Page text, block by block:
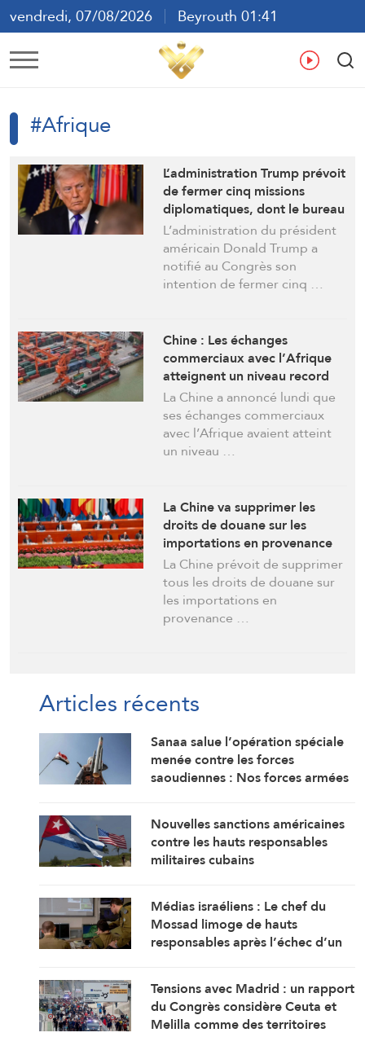
vendredi, 07/08/2026
Beyrouth 01:41
ع
#Afrique
L’administration Trump prévoit
de fermer cinq missions
diplomatiques, dont le bureau
de représentation de
l’ambassade américaine au
Cameroun
L’administration du président
américain Donald Trump a
notifié au Congrès son
intention de fermer cinq …
Chine : Les échanges
commerciaux avec l’Afrique
atteignent un niveau record
au premier semestre 2026
La Chine a annoncé lundi que
ses échanges commerciaux
avec l’Afrique avaient atteint
un niveau …
La Chine va supprimer les
droits de douane sur les
importations en provenance
de 53 pays africains
La Chine prévoit de supprimer
tous les droits de douane sur
les importations en
provenance …
Articles récents
Sanaa salue l’opération spéciale
menée contre les forces
saoudiennes : Nos forces armées
Nouvelles sanctions américaines
contre les hauts responsables
militaires cubains
Médias israéliens : Le chef du
Mossad limoge de hauts
responsables après l’échec d’un
Tensions avec Madrid : un rapport
du Congrès considère Ceuta et
Melilla comme des territoires